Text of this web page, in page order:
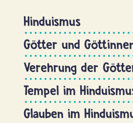
Hinduismus
Götter und
Verehrung der
Tempel im
Glauben im